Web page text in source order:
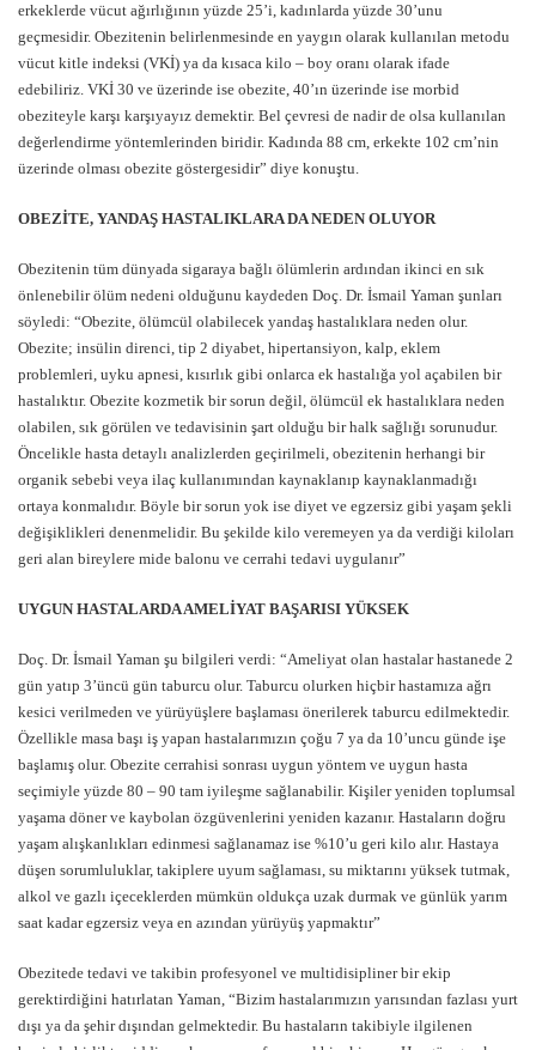
erkeklerde vücut ağırlığının yüzde 25’i, kadınlarda yüzde 30’unu
geçmesidir. Obezitenin belirlenmesinde en yaygın olarak kullanılan metodu
vücut kitle indeksi (VKİ) ya da kısaca kilo – boy oranı olarak ifade
edebiliriz. VKİ 30 ve üzerinde ise obezite, 40’ın üzerinde ise morbid
obeziteyle karşı karşıyayız demektir. Bel çevresi de nadir de olsa kullanılan
değerlendirme yöntemlerinden biridir. Kadında 88 cm, erkekte 102 cm’nin
üzerinde olması obezite göstergesidir” diye konuştu.
OBEZİTE, YANDAŞ HASTALIKLARA DA NEDEN OLUYOR
Obezitenin tüm dünyada sigaraya bağlı ölümlerin ardından ikinci en sık
önlenebilir ölüm nedeni olduğunu kaydeden Doç. Dr. İsmail Yaman şunları
söyledi: “Obezite, ölümcül olabilecek yandaş hastalıklara neden olur.
Obezite; insülin direnci, tip 2 diyabet, hipertansiyon, kalp, eklem
problemleri, uyku apnesi, kısırlık gibi onlarca ek hastalığa yol açabilen bir
hastalıktır. Obezite kozmetik bir sorun değil, ölümcül ek hastalıklara neden
olabilen, sık görülen ve tedavisinin şart olduğu bir halk sağlığı sorunudur.
Öncelikle hasta detaylı analizlerden geçirilmeli, obezitenin herhangi bir
organik sebebi veya ilaç kullanımından kaynaklanıp kaynaklanmadığı
ortaya konmalıdır. Böyle bir sorun yok ise diyet ve egzersiz gibi yaşam şekli
değişiklikleri denenmelidir. Bu şekilde kilo veremeyen ya da verdiği kiloları
geri alan bireylere mide balonu ve cerrahi tedavi uygulanır”
UYGUN HASTALARDA AMELİYAT BAŞARISI YÜKSEK
Doç. Dr. İsmail Yaman şu bilgileri verdi: “Ameliyat olan hastalar hastanede 2
gün yatıp 3’üncü gün taburcu olur. Taburcu olurken hiçbir hastamıza ağrı
kesici verilmeden ve yürüyüşlere başlaması önerilerek taburcu edilmektedir.
Özellikle masa başı iş yapan hastalarımızın çoğu 7 ya da 10’uncu günde işe
başlamış olur. Obezite cerrahisi sonrası uygun yöntem ve uygun hasta
seçimiyle yüzde 80 – 90 tam iyileşme sağlanabilir. Kişiler yeniden toplumsal
yaşama döner ve kaybolan özgüvenlerini yeniden kazanır. Hastaların doğru
yaşam alışkanlıkları edinmesi sağlanamaz ise %10’u geri kilo alır. Hastaya
düşen sorumluluklar, takiplere uyum sağlaması, su miktarını yüksek tutmak,
alkol ve gazlı içeceklerden mümkün oldukça uzak durmak ve günlük yarım
saat kadar egzersiz veya en azından yürüyüş yapmaktır”
Obezitede tedavi ve takibin profesyonel ve multidisipliner bir ekip
gerektirdiğini hatırlatan Yaman, “Bizim hastalarımızın yarısından fazlası yurt
dışı ya da şehir dışından gelmektedir. Bu hastaların takibiyle ilgilenen